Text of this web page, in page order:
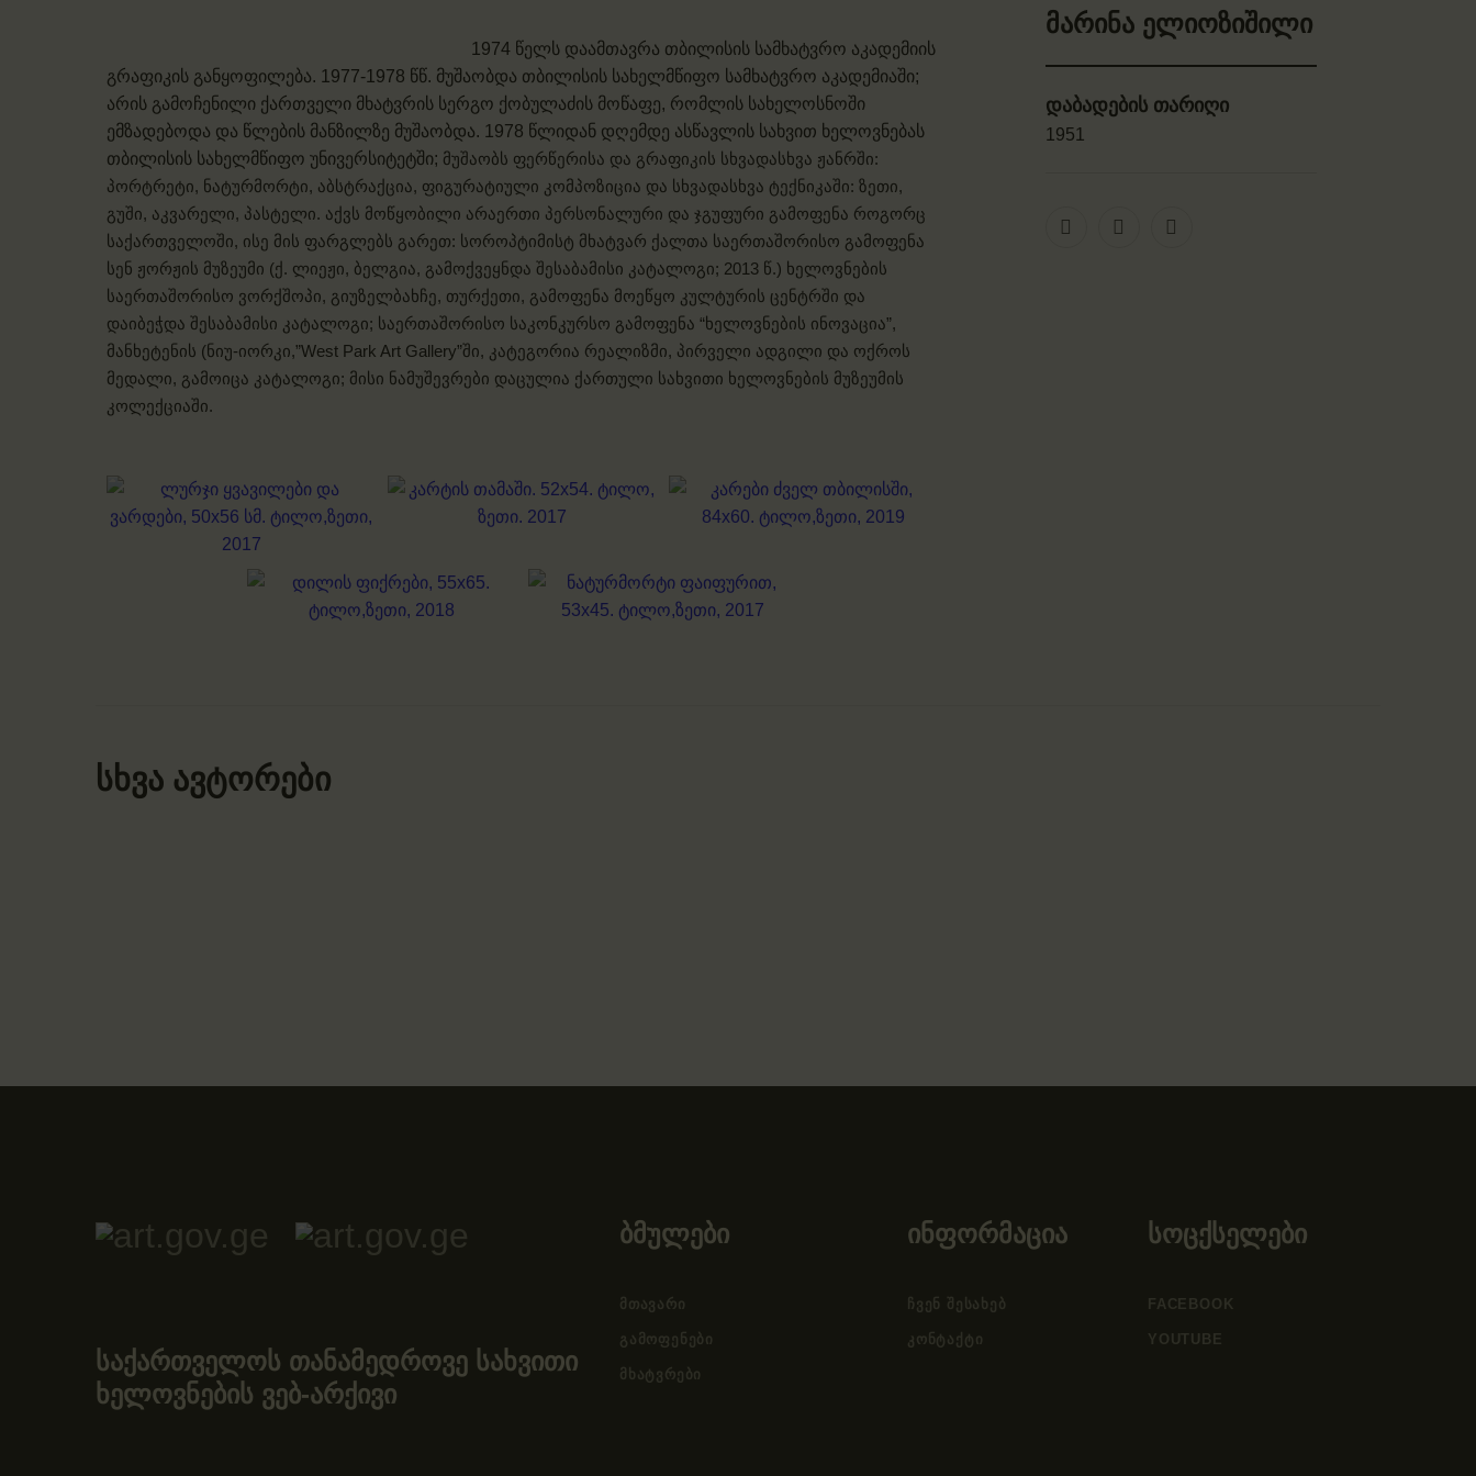
1974 წელს დაამთავრა თბილისის სამხატვრო აკადემიის
გრაფიკის განყოფილება. 1977-1978 წწ. მუშაობდა თბილისის სახელმწიფო სამხატვრო აკადემიაში;
არის გამოჩენილი ქართველი მხატვრის სერგო ქობულაძის მოწაფე, რომლის სახელოსნოში
ემზადებოდა და წლების მანზილზე მუშაობდა. 1978 წლიდან დღემდე ასწავლის სახვით ხელოვნებას
თბილისის სახელმწიფო უნივერსიტეტში; მუშაობს ფერწერისა და გრაფიკის სხვადასხვა ჟანრში:
პორტრეტი, ნატურმორტი, აბსტრაქცია, ფიგურატიული კომპოზიცია და სხვადასხვა ტექნიკაში: ზეთი,
გუში, აკვარელი, პასტელი. აქვს მოწყობილი არაერთი პერსონალური და ჯგუფური გამოფენა როგორც
საქართველოში, ისე მის ფარგლებს გარეთ: სოროპტიმისტ მხატვარ ქალთა საერთაშორისო გამოფენა
სენ ჟორჟის მუზეუმი (ქ. ლიეჟი, ბელგია, გამოქვეყნდა შესაბამისი კატალოგი; 2013 წ.) ხელოვნების
საერთაშორისო ვორქშოპი, გიუზელბახჩე, თურქეთი, გამოფენა მოეწყო კულტურის ცენტრში და
დაიბეჭდა შესაბამისი კატალოგი; საერთაშორისო საკონკურსო გამოფენა “ხელოვნების ინოვაცია”,
მანხეტენის (ნიუ-იორკი,”West Park Art Gallery”ში, კატეგორია რეალიზმი, პირველი ადგილი და ოქროს
მედალი, გამოიცა კატალოგი; მისი ნამუშევრები დაცულია ქართული სახვითი ხელოვნების მუზეუმის
კოლექციაში.
მარინა ელიოზიშილი
დაბადების თარიღი
1951
სხვა ავტორები
საქართველოს თანამედროვე სახვითი
ხელოვნების ვებ-არქივი
ბმულები
ᲛᲗᲐᲕᲐᲠᲘ
ᲒᲐᲛᲝᲤᲔᲜᲔᲑᲘ
ᲛᲮᲐᲢᲕᲠᲔᲑᲘ
ინფორმაცია
ᲩᲕᲔᲜ ᲨᲔᲡᲐᲮᲔᲑ
ᲙᲝᲜᲢᲐᲥᲢᲘ
სოცქსელები
FACEBOOK
YOUTUBE